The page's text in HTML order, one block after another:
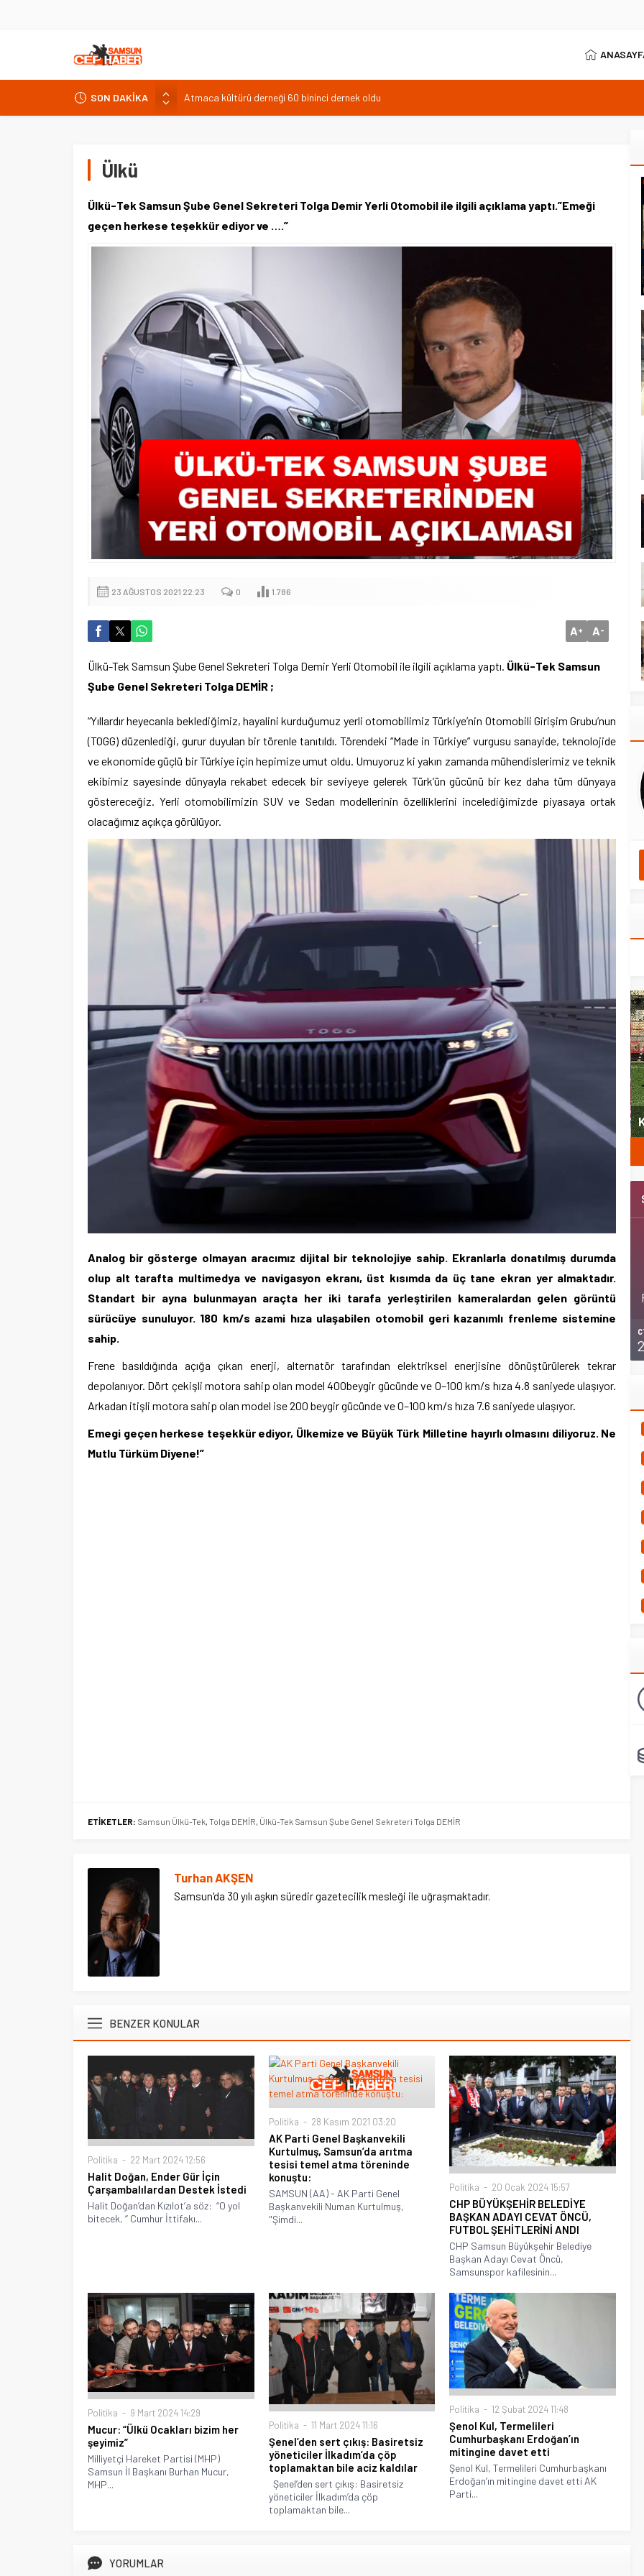
SON DAKİKA
Malatya Arkeoloji Müzesi deprem sonrası yeniden açıldı
Akyön: Mekke Anlaşması Hilfü’l
Ülkü
Ülkü-Tek Samsun Şube Genel Sekreteri Tolga Demir Yerli Otomobil ile ilgili açıklama yaptı.”Emeği
geçen herkese teşekkür ediyor ve ….”
23 AĞUSTOS 2021 22:23 0 1.786
A+ A-
Ülkü-Tek Samsun Şube Genel Sekreteri Tolga Demir Yerli Otomobil ile ilgili açıklama yaptı. Ülkü-Tek Samsun
Şube Genel Sekreteri Tolga DEMİR ;
“Yıllardır heyecanla beklediğimiz, hayalini kurduğumuz yerli otomobilimiz Türkiye’nin Otomobili Girişim Grubu’nun
(TOGG) düzenlediği, gurur duyulan bir törenle tanıtıldı. Törendeki “Made in Türkiye” vurgusu sanayide, teknolojide
ve ekonomide güçlü bir Türkiye için hepimize umut oldu. Umuyoruz ki yakın zamanda mühendislerimiz ve teknik
ekibimiz sayesinde dünyayla rekabet edecek bir seviyeye gelerek Türk’ün gücünü bir kez daha tüm dünyaya
göstereceğiz. Yerli otomobilimizin SUV ve Sedan modellerinin özelliklerini incelediğimizde piyasaya ortak
olacağımız açıkça görülüyor.
Analog bir gösterge olmayan aracımız dijital bir teknolojiye sahip. Ekranlarla donatılmış durumda
olup alt tarafta multimedya ve navigasyon ekranı, üst kısımda da üç tane ekran yer almaktadır.
Standart bir ayna bulunmayan araçta her iki tarafa yerleştirilen kameralardan gelen görüntü
sürücüye sunuluyor. 180 km/s azami hıza ulaşabilen otomobil geri kazanımlı frenleme sistemine
sahip.
Frene basıldığında açığa çıkan enerji, alternatör tarafından elektriksel enerjisine dönüştürülerek tekrar
depolanıyor. Dört çekişli motora sahip olan model 400beygir gücünde ve 0–100 km/s hıza 4.8 saniyede ulaşıyor.
Arkadan itişli motora sahip olan model ise 200 beygir gücünde ve 0–100 km/s hıza 7.6 saniyede ulaşıyor.
Emegi geçen herkese teşekkür ediyor, Ülkemize ve Büyük Türk Milletine hayırlı olmasını diliyoruz. Ne
Mutlu Türküm Diyene!”
ETİKETLER: Samsun Ülkü-Tek, Tolga DEMİR, Ülkü-Tek Samsun Şube Genel Sekreteri Tolga DEMİR
Turhan AKŞEN
Samsun'da 30 yılı aşkın süredir gazetecilik mesleği ile uğraşmaktadır.
BENZER KONULAR
Politika 22 Mart 2024 12:56
Halit Doğan, Ender Gür İçin
Çarşambalılardan Destek İstedi
Halit Doğan’dan Kızılot’a söz: “O yol
bitecek, “ Cumhur İttifakı...
Politika 28 Kasım 2021 03:20
AK Parti Genel Başkanvekili
Kurtulmuş, Samsun’da arıtma
tesisi temel atma töreninde
konuştu:
SAMSUN (AA) - AK Parti Genel
Başkanvekili Numan Kurtulmuş,
"Şimdi...
Politika 20 Ocak 2024 15:57
CHP BÜYÜKŞEHİR BELEDİYE
BAŞKAN ADAYI CEVAT ÖNCÜ,
FUTBOL ŞEHİTLERİNİ ANDI
CHP Samsun Büyükşehir Belediye
Başkan Adayı Cevat Öncü,
Samsunspor kafilesinin...
Politika 9 Mart 2024 14:29
Mucur: “Ülkü Ocakları bizim her
şeyimiz”
Milliyetçi Hareket Partisi (MHP)
Samsun İl Başkanı Burhan Mucur,
MHP...
Politika 11 Mart 2024 11:16
Şenel’den sert çıkış: Basiretsiz
yöneticiler İlkadım’da çöp
toplamaktan bile aciz kaldılar
Şenel’den sert çıkış: Basiretsiz
yöneticiler İlkadım’da çöp
toplamaktan bile...
Politika 12 Şubat 2024 11:48
Şenol Kul, Termelileri
Cumhurbaşkanı Erdoğan’ın
mitingine davet etti
Şenol Kul, Termelileri Cumhurbaşkanı
Erdoğan’ın mitingine davet etti AK
Parti...
YORUMLAR
Ege Üniversitesi Spor Kulübüne yeni
merkez tahsis edildi
Şubat’ta spor ve heyecan var